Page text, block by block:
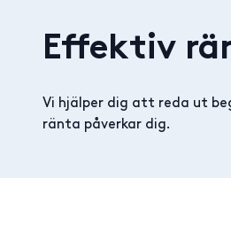
Effektiv
Vi hjälper dig att reda ut
ränta påverkar dig.